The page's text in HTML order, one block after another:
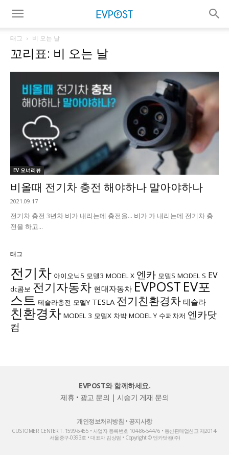
태그 비 오는 날
꼬리표: 비 오는 날
EV 오너리뷰
비올때 전기차 충전 해야하나 말아야하나
2021.09.17
전기차 충전 3년차 비가 내리는데 충전을... 비가 가 내리는데 전기차 충
전을 하고...
태그
전기차 아이오닉5 모델3 MODEL X 엔카 모델S MODEL S EV
dc콤보 전기자동차 현대자동차 EVPOST EV포
스트 테슬라충전 모델Y TESLA 전기친환경차 테슬라
친환경차 MODEL 3 모델X 차박 MODEL Y 수퍼차저 엔카닷
컴
EVPOST와 함께하세요.
제휴 • 광고 문의 | 시승기 게재 문의
개인정보처리방침 • 공지사항
CUSTOMER CENTER T. 1599-5455 • 사업자 등록번호 104-86-54476 • 통신판매업신고 제2014-
서울중구-0393호 • 대표자 김상범 • Copyright © 엔카닷컴(주)